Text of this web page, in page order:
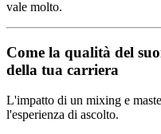
vale molto.
Come la qualità del
della tua carriera
L'impatto di un mixing e
l'esperienza di ascolto.